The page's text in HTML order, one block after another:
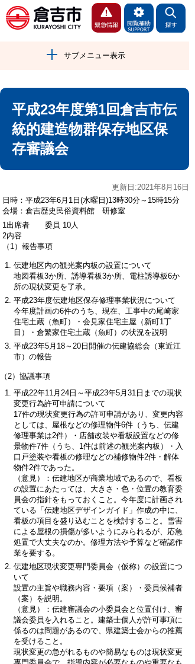
サブメニュー表示
平成23年度第1回倉吉市伝
統的建造物群保存地区保
存審議会
更新日:2021年8月16日
日時：平成23年6月1日(水曜日)13時30分～15時15分
会場：倉吉歴史民俗資料館 研修室
1出席者 委員 10人
2内容
（1）報告事項
伝建地区内の観光案内板の設置について
地図看板3か所、誘導看板3か所、電柱誘導板6か
所の現状変更を了承。
平成23年度伝建地区保存修理事業状況について
今年度計画の6件のうち、現在、工事中の尾崎家
住宅土蔵（魚町）・会見家住宅主屋（新町1丁
目）・倉繁家住宅土蔵（魚町）の状況を説明
平成23年5月18～20日開催の伝建協総会（東近江
市）の報告
（2）協議事項
平成22年11月24日～平成23年5月31日までの現状
変更行為許可申請について
17件の現状変更行為の許可申請があり、変更内容
としては、屋根などの修理物件6件（うち、伝建
修理事業は2件）・店舗改装や看板設置などの修
景物件7件（うち、1件は前述の観光案内板）・入
口戸塗装や看板の修理などの補修物件2件・解体
物件2件であった。
（意見）：伝建地区が商業地域であるので、看板
の設置にあたっては、大きさ・色・位置の教育委
員会の指針をもっておくこと。今年度に計画され
ている「伝建地区デザインガイド」作成の中に、
看板の項目を盛り込むことを検討すること。雪害
による屋根の損傷が多いようにみられるが、応急
処置で大丈夫なのか。修理方法や予算など確認作
業を要する。
伝建地区現状変更専門委員会（仮称）の設置につ
いて
設置の主旨や職務内容・要項（案）・委員候補者
（案）を説明。
（意見）：伝建審議会の小委員会と位置付け、審
議会委員を入れること。建築士個人が許可事項に
係るのは問題があるので、県建築士会からの推薦
を受けること。
現状変更の急がれるものや簡易なものは現状変更